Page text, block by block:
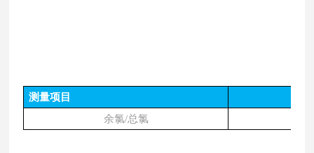
测量项目
余氯/总氯